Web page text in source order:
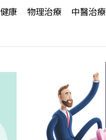
康 物理治療 中醫治療